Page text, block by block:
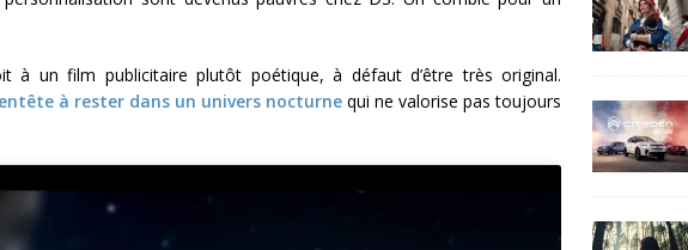
à un film publicitaire plutôt poétique, à défaut d’être très original.
à rester dans un univers nocturne qui ne valorise pas toujours